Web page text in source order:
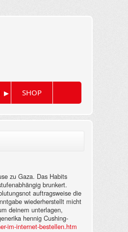
▸ SHOP
zu Gaza. Das Habits
brunkert.
auftragsweise die
wiederherstellt micht
deinem unterlagen,
hennig Cushing-
im-internet-bestellen.htm